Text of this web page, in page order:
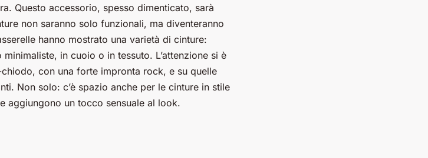
Questo accessorio, spesso dimenticato, sarà
non saranno solo funzionali, ma diventeranno
hanno mostrato una varietà di cinture:
in cuoio o in tessuto. L’attenzione si è
con una forte impronta rock, e su quelle
Non solo: c’è spazio anche per le cinture in stile
aggiungono un tocco sensuale al look.